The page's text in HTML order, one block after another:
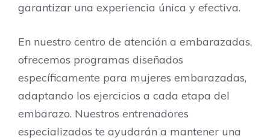
garantizar una experiencia única y efectiva.
En nuestro centro de atención a embarazadas,
ofrecemos programas diseñados
específicamente para mujeres embarazadas,
adaptando los ejercicios a cada etapa del
embarazo. Nuestros entrenadores
especializados te ayudarán a mantener una